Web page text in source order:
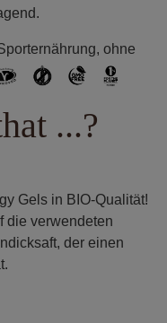
ohne
...?
Gels in BIO-Qualität!
die verwendeten
der einen